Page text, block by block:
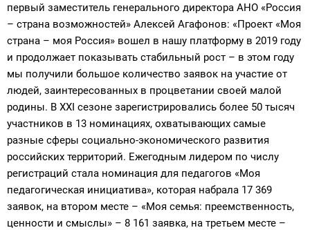
первый заместитель генерального директора АНО «Россия
– страна возможностей» Алексей Агафонов: «Проект «Моя
страна – моя Россия» вошел в нашу платформу в 2019 году
и продолжает показывать стабильный рост – в этом году
мы получили большое количество заявок на участие от
людей, заинтересованных в процветании своей малой
родины. В XXI сезоне зарегистрировались более 50 тысяч
участников в 13 номинациях, охватывающих самые
разные сферы социально-экономического развития
российских территорий. Ежегодным лидером по числу
регистраций стала номинация для педагогов «Моя
педагогическая инициатива», которая набрала 17 369
заявок, на втором месте – «Моя семья: преемственность,
ценности и смыслы» – 8 161 заявка, на третьем месте –